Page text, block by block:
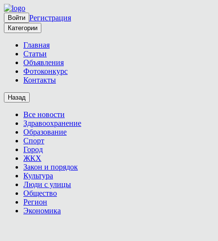
Войти Регистрация
Категории
Главная
Статьи
Объявления
Фотоконкурс
Контакты
Назад
Все новости
Здравоохранение
Образование
Спорт
Город
ЖКХ
Закон и порядок
Культура
Люди с улицы
Общество
Регион
Экономика